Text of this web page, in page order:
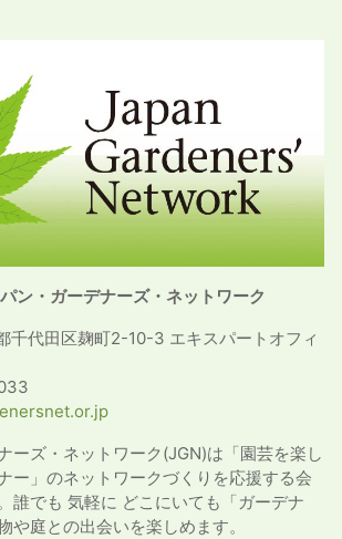
ン・ガーデナーズ・ネットワーク
千代田区麹町2-10-3 エキスパートオフィ
ーズ・ネットワーク(JGN)は「園芸を楽し
ー」のネットワークづくりを応援する会
誰でも 気軽に どこにいても「ガーデナ
や庭との出会いを楽しめます。